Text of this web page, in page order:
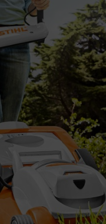
promove o
que o corte regular
Para um relvado
terá de cortá-la
um relvado recreativo
a cada quatro ou sete